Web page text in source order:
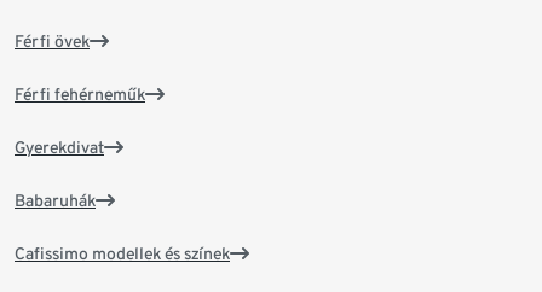
Férfi övek
Férfi fehérneműk
Gyerekdivat
Babaruhák
Cafissimo modellek és színek